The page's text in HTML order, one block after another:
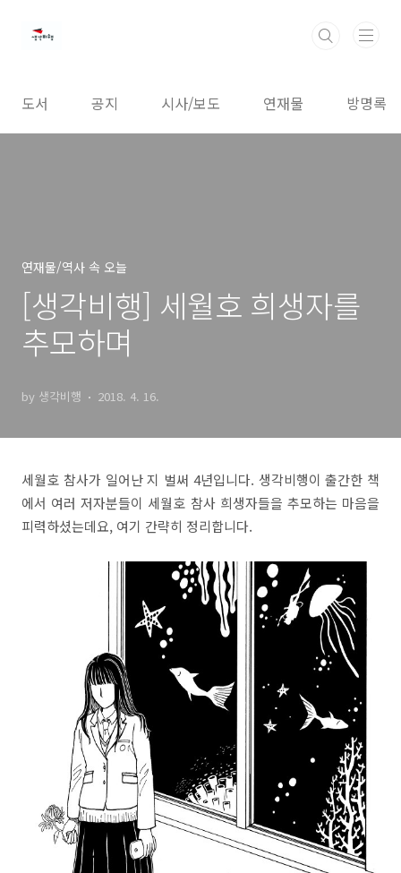
도서 공지 시사/보도 연재물 방명록
연재물/역사 속 오늘
[생각비행] 세월호 희생자를
추모하며
by 생각비행 2018. 4. 16.
세월호 참사가 일어난 지 벌써 4년입니다. 생각비행이 출간한 책
에서 여러 저자분들이 세월호 참사 희생자들을 추모하는 마음을
피력하셨는데요, 여기 간략히 정리합니다.